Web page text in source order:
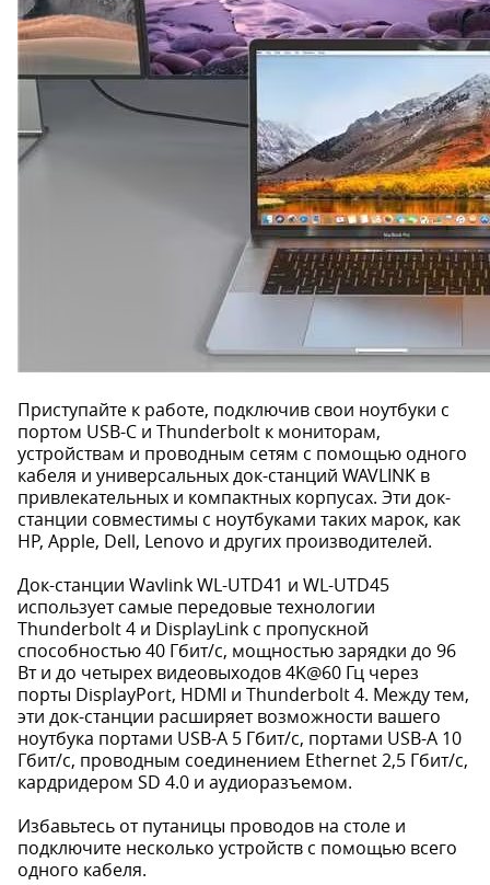
Приступайте к работе, подключив свои ноутбуки с
портом USB-C и Thunderbolt к мониторам,
устройствам и проводным сетям с помощью одного
кабеля и универсальных док-станций WAVLINK в
привлекательных и компактных корпусах. Эти док-
станции совместимы с ноутбуками таких марок, как
HP, Apple, Dell, Lenovo и других производителей.
Док-станции Wavlink WL-UTD41 и WL-UTD45
использует самые передовые технологии
Thunderbolt 4 и DisplayLink с пропускной
способностью 40 Гбит/с, мощностью зарядки до 96
Вт и до четырех видеовыходов 4K@60 Гц через
порты DisplayPort, HDMI и Thunderbolt 4. Между тем,
эти док-станции расширяет возможности вашего
ноутбука портами USB-A 5 Гбит/с, портами USB-A 10
Гбит/с, проводным соединением Ethernet 2,5 Гбит/с,
кардридером SD 4.0 и аудиоразъемом.
Избавьтесь от путаницы проводов на столе и
подключите несколько устройств с помощью всего
одного кабеля.